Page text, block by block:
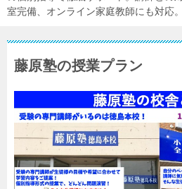
室完備、オンライン家庭教師にも対応
藤原塾の授業プラン